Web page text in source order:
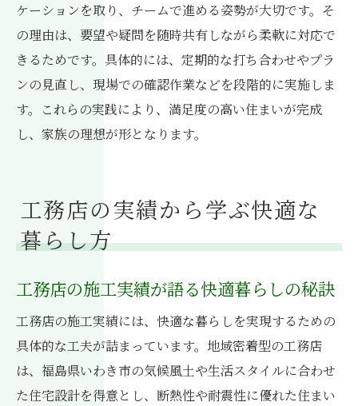
ケーションを取り、チームで進める姿勢が大切です。そ
の理由は、要望や疑問を随時共有しながら柔軟に対応で
きるためです。具体的には、定期的な打ち合わせやプラ
ンの見直し、現場での確認作業などを段階的に実施しま
す。これらの実践により、満足度の高い住まいが完成
し、家族の理想が形となります。
工務店の実績から学ぶ快適な
暮らし方
工務店の施工実績が語る快適暮らしの秘訣
工務店の施工実績には、快適な暮らしを実現するための
具体的な工夫が詰まっています。地域密着型の工務店
は、福島県いわき市の気候風土や生活スタイルに合わせ
た住宅設計を得意とし、断熱性や耐震性に優れた住まい